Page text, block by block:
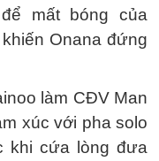
mất bóng của
Onana đứng
làm CĐV Man
xúc với pha solo
khi cứa lòng đưa